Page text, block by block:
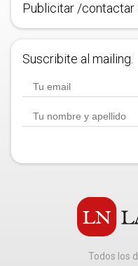
Publicitar /contactar
Suscribite al mailing.
Todos los